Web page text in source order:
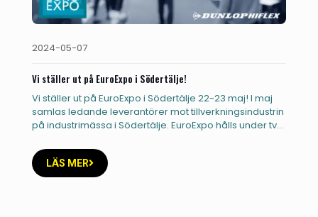
2024-05-07
Vi ställer ut på EuroExpo i Södertälje!
Vi ställer ut på EuroExpo i Södertälje 22-23 maj! I maj
samlas ledande leverantörer mot tillverkningsindustrin
på industrimässa i Södertälje. EuroExpo hålls under två
LÄS MER